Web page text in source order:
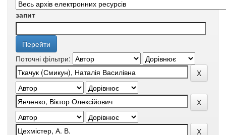
запит
Поточні фільтри: